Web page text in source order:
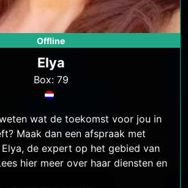
Offline
Elya
Box: 79
wat de toekomst voor jou in
Maak dan een afspraak met
de expert op het gebied van
hier meer over haar diensten en